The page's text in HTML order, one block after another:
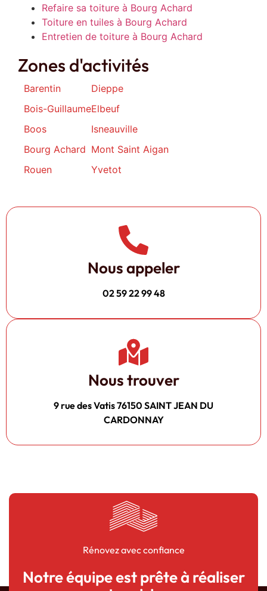
Refaire sa toiture à Bourg Achard
Toiture en tuiles à Bourg Achard
Entretien de toiture à Bourg Achard
Zones d'activités
Barentin
Bois-Guillaume
Boos
Bourg Achard
Rouen
Dieppe
Elbeuf
Isneauville
Mont Saint Aigan
Yvetot
Nous appeler
02 59 22 99 48
Nous trouver
9 rue des Vatis 76150 SAINT JEAN DU
CARDONNAY
Rénovez avec confiance
Notre équipe est prête à réaliser